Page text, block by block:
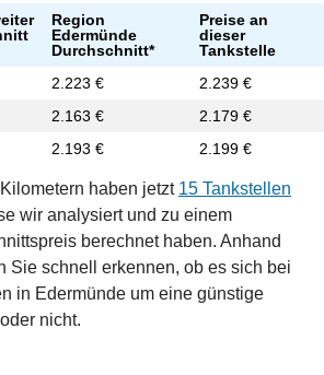
Region
Edermünde
Durchschnitt*
Preise an
dieser
Tankstelle
2.223 €
2.239 €
2.163 €
2.179 €
2.193 € 2.199 €
haben jetzt 15 Tankstellen
wir analysiert und zu einem
berechnet haben. Anhand
Sie schnell erkennen, ob es sich bei
in Edermünde um eine günstige
nicht.